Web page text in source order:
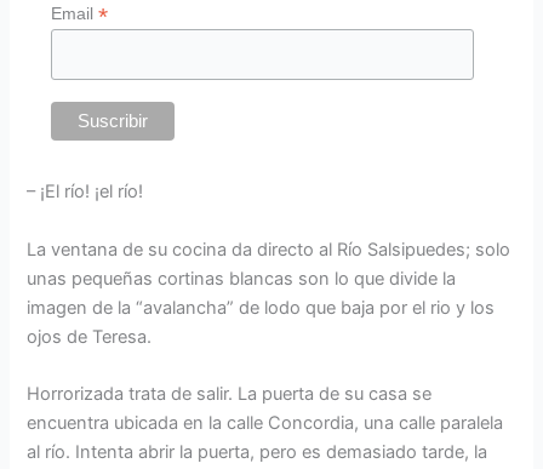
Email*
– ¡El río! ¡el río!
La ventana de su cocina da directo al Río Salsipuedes; solo
unas pequeñas cortinas blancas son lo que divide la
imagen de la “avalancha” de lodo que baja por el rio y los
ojos de Teresa.
Horrorizada trata de salir. La puerta de su casa se
encuentra ubicada en la calle Concordia, una calle paralela
al río. Intenta abrir la puerta, pero es demasiado tarde, la